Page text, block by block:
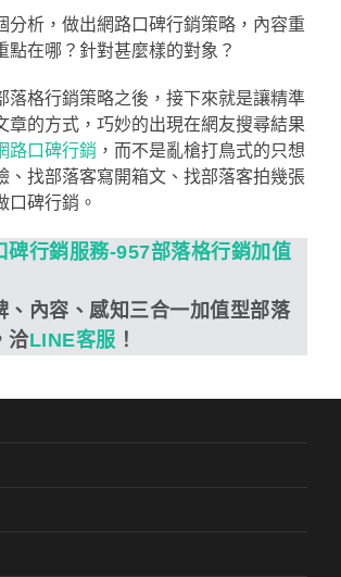
分析，做出網路口碑行銷策略，內容重
點在哪？針對甚麼樣的對象？
落格行銷策略之後，接下來就是讓精準
章的方式，巧妙的出現在網友搜尋結果
路口碑行銷 ，而不是亂槍打鳥式的只想
、找部落客寫開箱文、找部落客拍幾張
口碑行銷。
碑行銷服務-957部落格行銷加值
、內容、感知三合一加值型部落
洽LINE客服 ！